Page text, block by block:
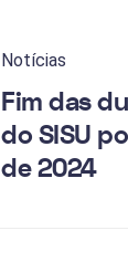
Notícias
Fim das
do SISU
de 2024